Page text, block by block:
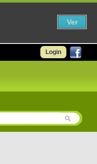
Login
Ver